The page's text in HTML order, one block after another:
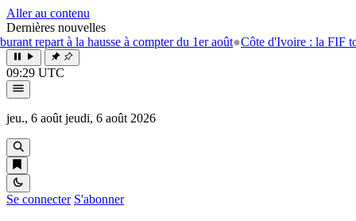
Aller au contenu
Dernières nouvelles
à la hausse à compter du 1er août●Côte d'Ivoire : la FIF tourne la
09:29 UTC
jeu., 6 août jeudi, 6 août 2026
Se connecter S'abonner